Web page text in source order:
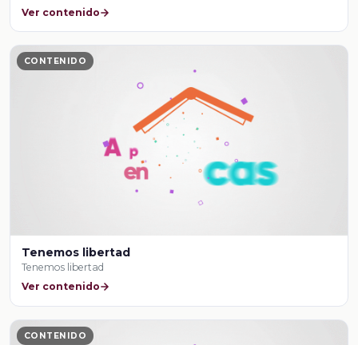
Ver contenido
CONTENIDO
Tenemos libertad
Tenemos libertad
Ver contenido
CONTENIDO